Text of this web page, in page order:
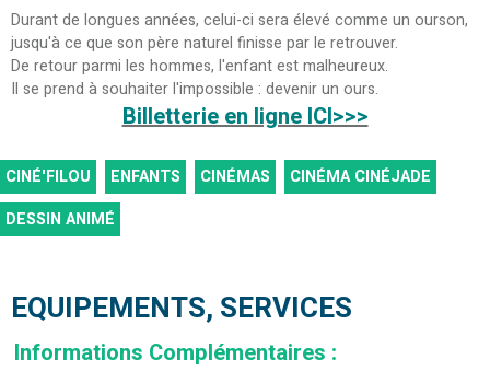
Durant de longues années, celui-ci sera élevé comme un ourson,
jusqu'à ce que son père naturel finisse par le retrouver.
De retour parmi les hommes, l'enfant est malheureux.
Il se prend à souhaiter l'impossible : devenir un ours.
Billetterie en ligne ICI>>>
CINÉ'FILOU ENFANTS CINÉMAS
CINÉMA CINÉJADE
DESSIN ANIMÉ
EQUIPEMENTS, SERVICES
Informations Complémentaires :